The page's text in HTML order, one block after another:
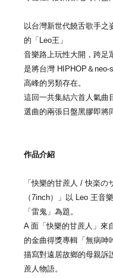
以台灣新世代饒舌歌手之
的「Leo王」
音樂路上玩性大開，跨足
是將台灣 HIPHOP＆neo-
高峰的另類存在。
這回一共集結六首人氣曲
選曲的兩張日盤黑膠即將
作品介紹
「快樂的甘蔗人 / 快楽の
（7inch）」以 Leo 王音
「雷鬼」為題。
A 面「快樂的甘蔗人」來
的金曲得獎專輯「無病呻
描寫對遠居故鄉的母親訴
蔗人物語。